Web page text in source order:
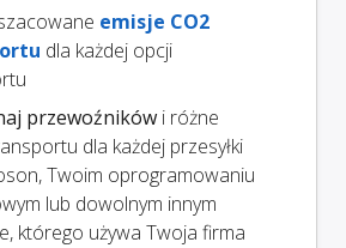
emisje CO2
dla każdej opcji
przewoźników i różne
dla każdej przesyłki
Twoim oprogramowaniu
lub dowolnym innym
którego używa Twoja firma